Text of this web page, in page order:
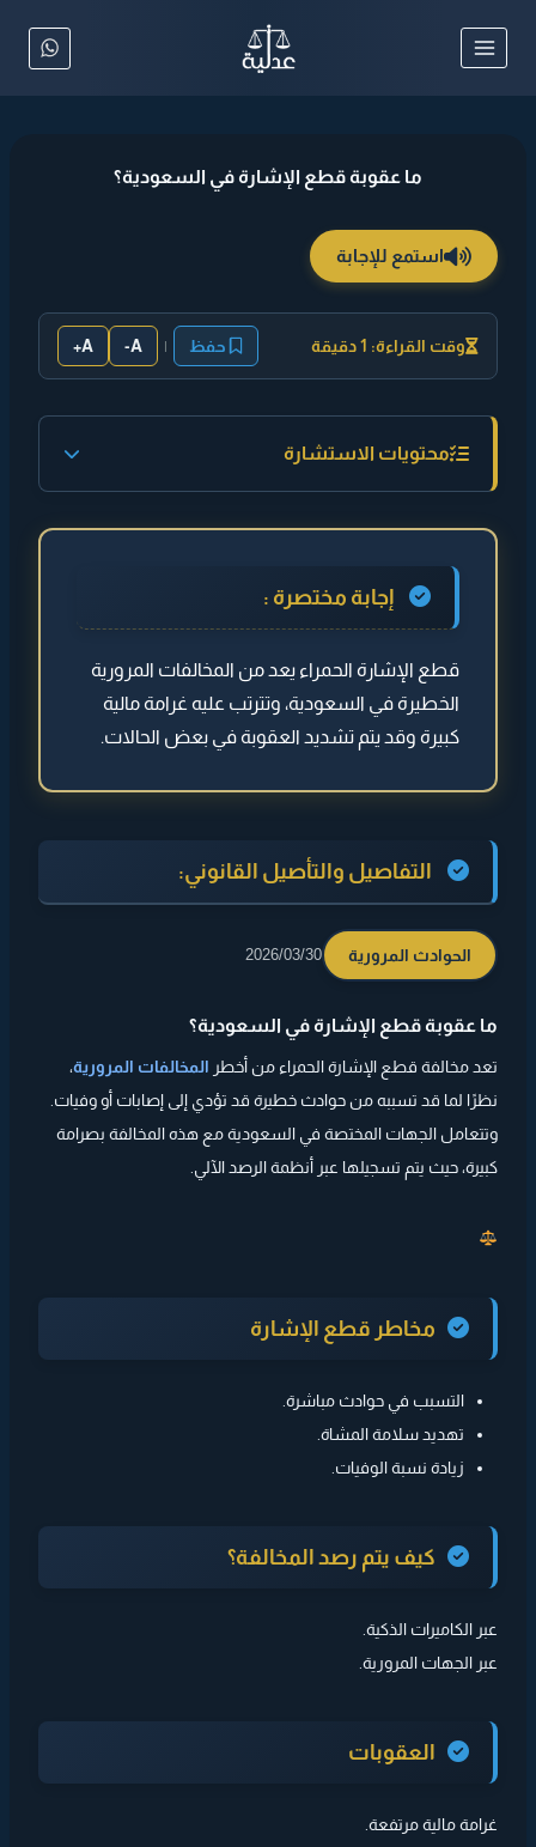
ما عقوبة قطع الإشارة في السعودية؟
استمع للإجابة
وقت القراءة: 1 دقيقة حفظ |
A-
A+
محتويات الاستشارة
◄ إجابة مختصرة :
◄ التفاصيل والتأصيل القانوني:
◄ مخاطر قطع الإشارة
◄ كيف يتم رصد المخالفة؟
◄ العقوبات
إجابة مختصرة :
قطع الإشارة الحمراء يعد من المخالفات المرورية
الخطيرة في السعودية، وتترتب عليه غرامة مالية
كبيرة وقد يتم تشديد العقوبة في بعض الحالات.
التفاصيل والتأصيل القانوني:
الحوادث المرورية 2026/03/30
ما عقوبة قطع الإشارة في السعودية؟
تعد مخالفة قطع الإشارة الحمراء من أخطر المخالفات المرورية،
نظرًا لما قد تسببه من حوادث خطيرة قد تؤدي إلى إصابات أو وفيات.
وتتعامل الجهات المختصة في السعودية مع هذه المخالفة بصرامة
كبيرة، حيث يتم تسجيلها عبر أنظمة الرصد الآلي.
مخاطر قطع الإشارة
التسبب في حوادث مباشرة.
تهديد سلامة المشاة.
زيادة نسبة الوفيات.
كيف يتم رصد المخالفة؟
عبر الكاميرات الذكية.
عبر الجهات المرورية.
العقوبات
غرامة مالية مرتفعة.